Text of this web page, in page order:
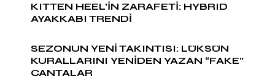
KITTEN HEEL’İN ZARAFETİ: HYBRID
AYAKKABI TRENDİ
SEZONUN YENİ TAKINTISI: LÜKSÜN
KURALLARINI YENİDEN YAZAN “FAKE”
ÇANTALAR